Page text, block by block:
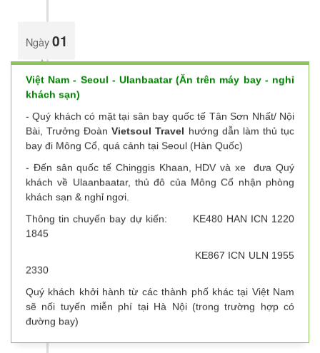
Ngày01
Việt Nam - Seoul - Ulanbaatar (Ăn trên máy bay - nghỉ
khách sạn)
- Quý khách có mặt tại sân bay quốc tế Tân Sơn Nhất/ Nội
Bài, Trưởng ĐoànVietsoul Travel hướng dẫn làm thủ tục
bay đi Mông Cổ, quá cảnh tại Seoul (Hàn Quốc)
- Đến sân quốc tế Chinggis Khaan, HDV và xe đưa Quý
khách về Ulaanbaatar, thủ đô của Mông Cổ nhận phòng
khách sạn & nghỉ ngơi.
Thông tin chuyến bay dự kiến: KE480 HAN ICN 1220
1845
KE867 ICN ULN 1955
2330
Quý khách khởi hành từ các thành phố khác tại Việt Nam
sẽ nối tuyến miễn phí tại Hà Nội (trong trường hợp có
đường bay)